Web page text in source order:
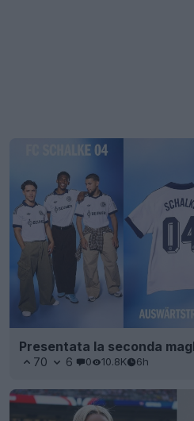
Presentata la seconda
70 6 0 10.8K 6h